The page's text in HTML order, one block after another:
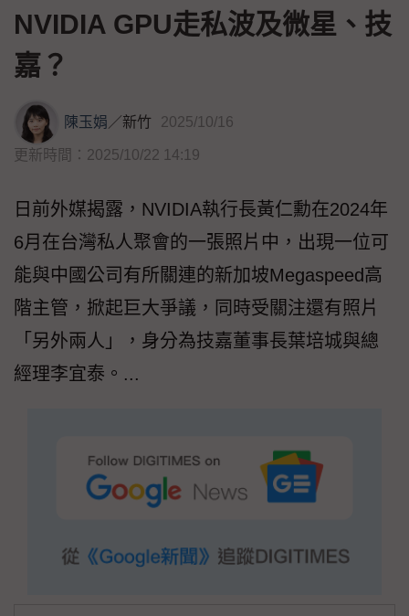
NVIDIA GPU走私波及微星、技
嘉？
陳玉娟 ／新竹 2025/10/16
更新時間：2025/10/22 14:19
日前外媒揭露，NVIDIA執行長黃仁勳在2024年
6月在台灣私人聚會的一張照片中，出現一位可
能與中國公司有所關連的新加坡Megaspeed高
階主管，掀起巨大爭議，同時受關注還有照片
「另外兩人」，身分為技嘉董事長葉培城與總
經理李宜泰。...